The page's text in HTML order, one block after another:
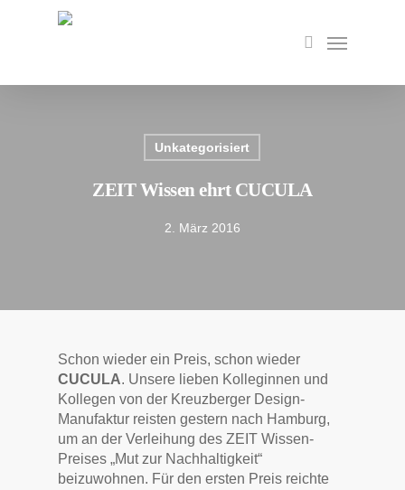
search
Menu
Unkategorisiert
ZEIT Wissen ehrt CUCULA
2. März 2016
Schon wieder ein Preis, schon wieder
CUCULA. Unsere lieben Kolleginnen und
Kollegen von der Kreuzberger Design-
Manufaktur reisten gestern nach Hamburg,
um an der Verleihung des ZEIT Wissen-
Preises „Mut zur Nachhaltigkeit“
beizuwohnen. Für den ersten Preis reichte